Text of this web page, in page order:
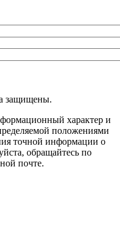
защищены.
характер и
положениями
точной информации о
обращайтесь по
почте.